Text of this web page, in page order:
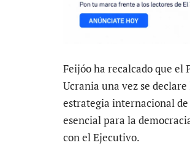
Feijóo ha recalcado que el
Ucrania una vez se
estrategia internacional
esencial para la
con el Ejecutivo.